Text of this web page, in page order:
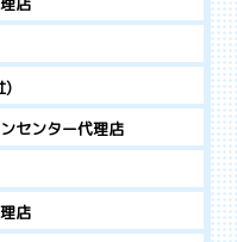
)
センター代理店
店